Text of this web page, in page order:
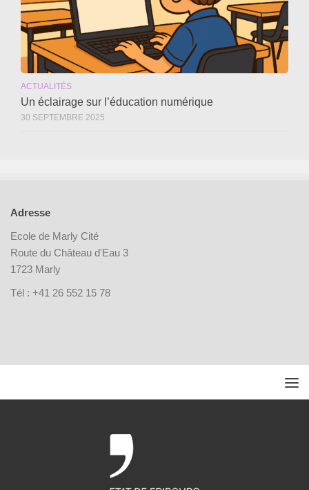
ACTUALITÉS
Un éclairage sur l’éducation numérique
30 SEPTEMBRE 2025
Adresse
Ecole de Marly Cité
Route du Château d'Eau 3
1723 Marly
Tél : +41 26 552 15 78